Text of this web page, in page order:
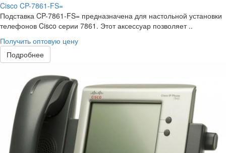
Cisco CP-7861-FS=
Подставка CP-7861-FS= предназначена для настольной установки
телефонов Cisco серии 7861. Этот аксессуар позволяет ..
Получить оптовую цену
Подробнее